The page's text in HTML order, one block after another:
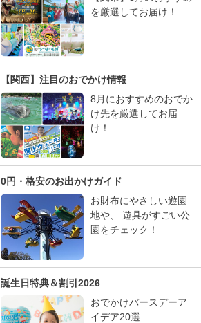
を厳選してお届け！
【関西】注目のおでかけ情報
8月におすすめのおでか
け先を厳選してお届
け！
0円・格安のお出かけガイド
お財布にやさしい遊園
地や、 遊具がすごい公
園をチェック！
誕生日特典＆割引2026
おでかけバースデーア
イデア20選